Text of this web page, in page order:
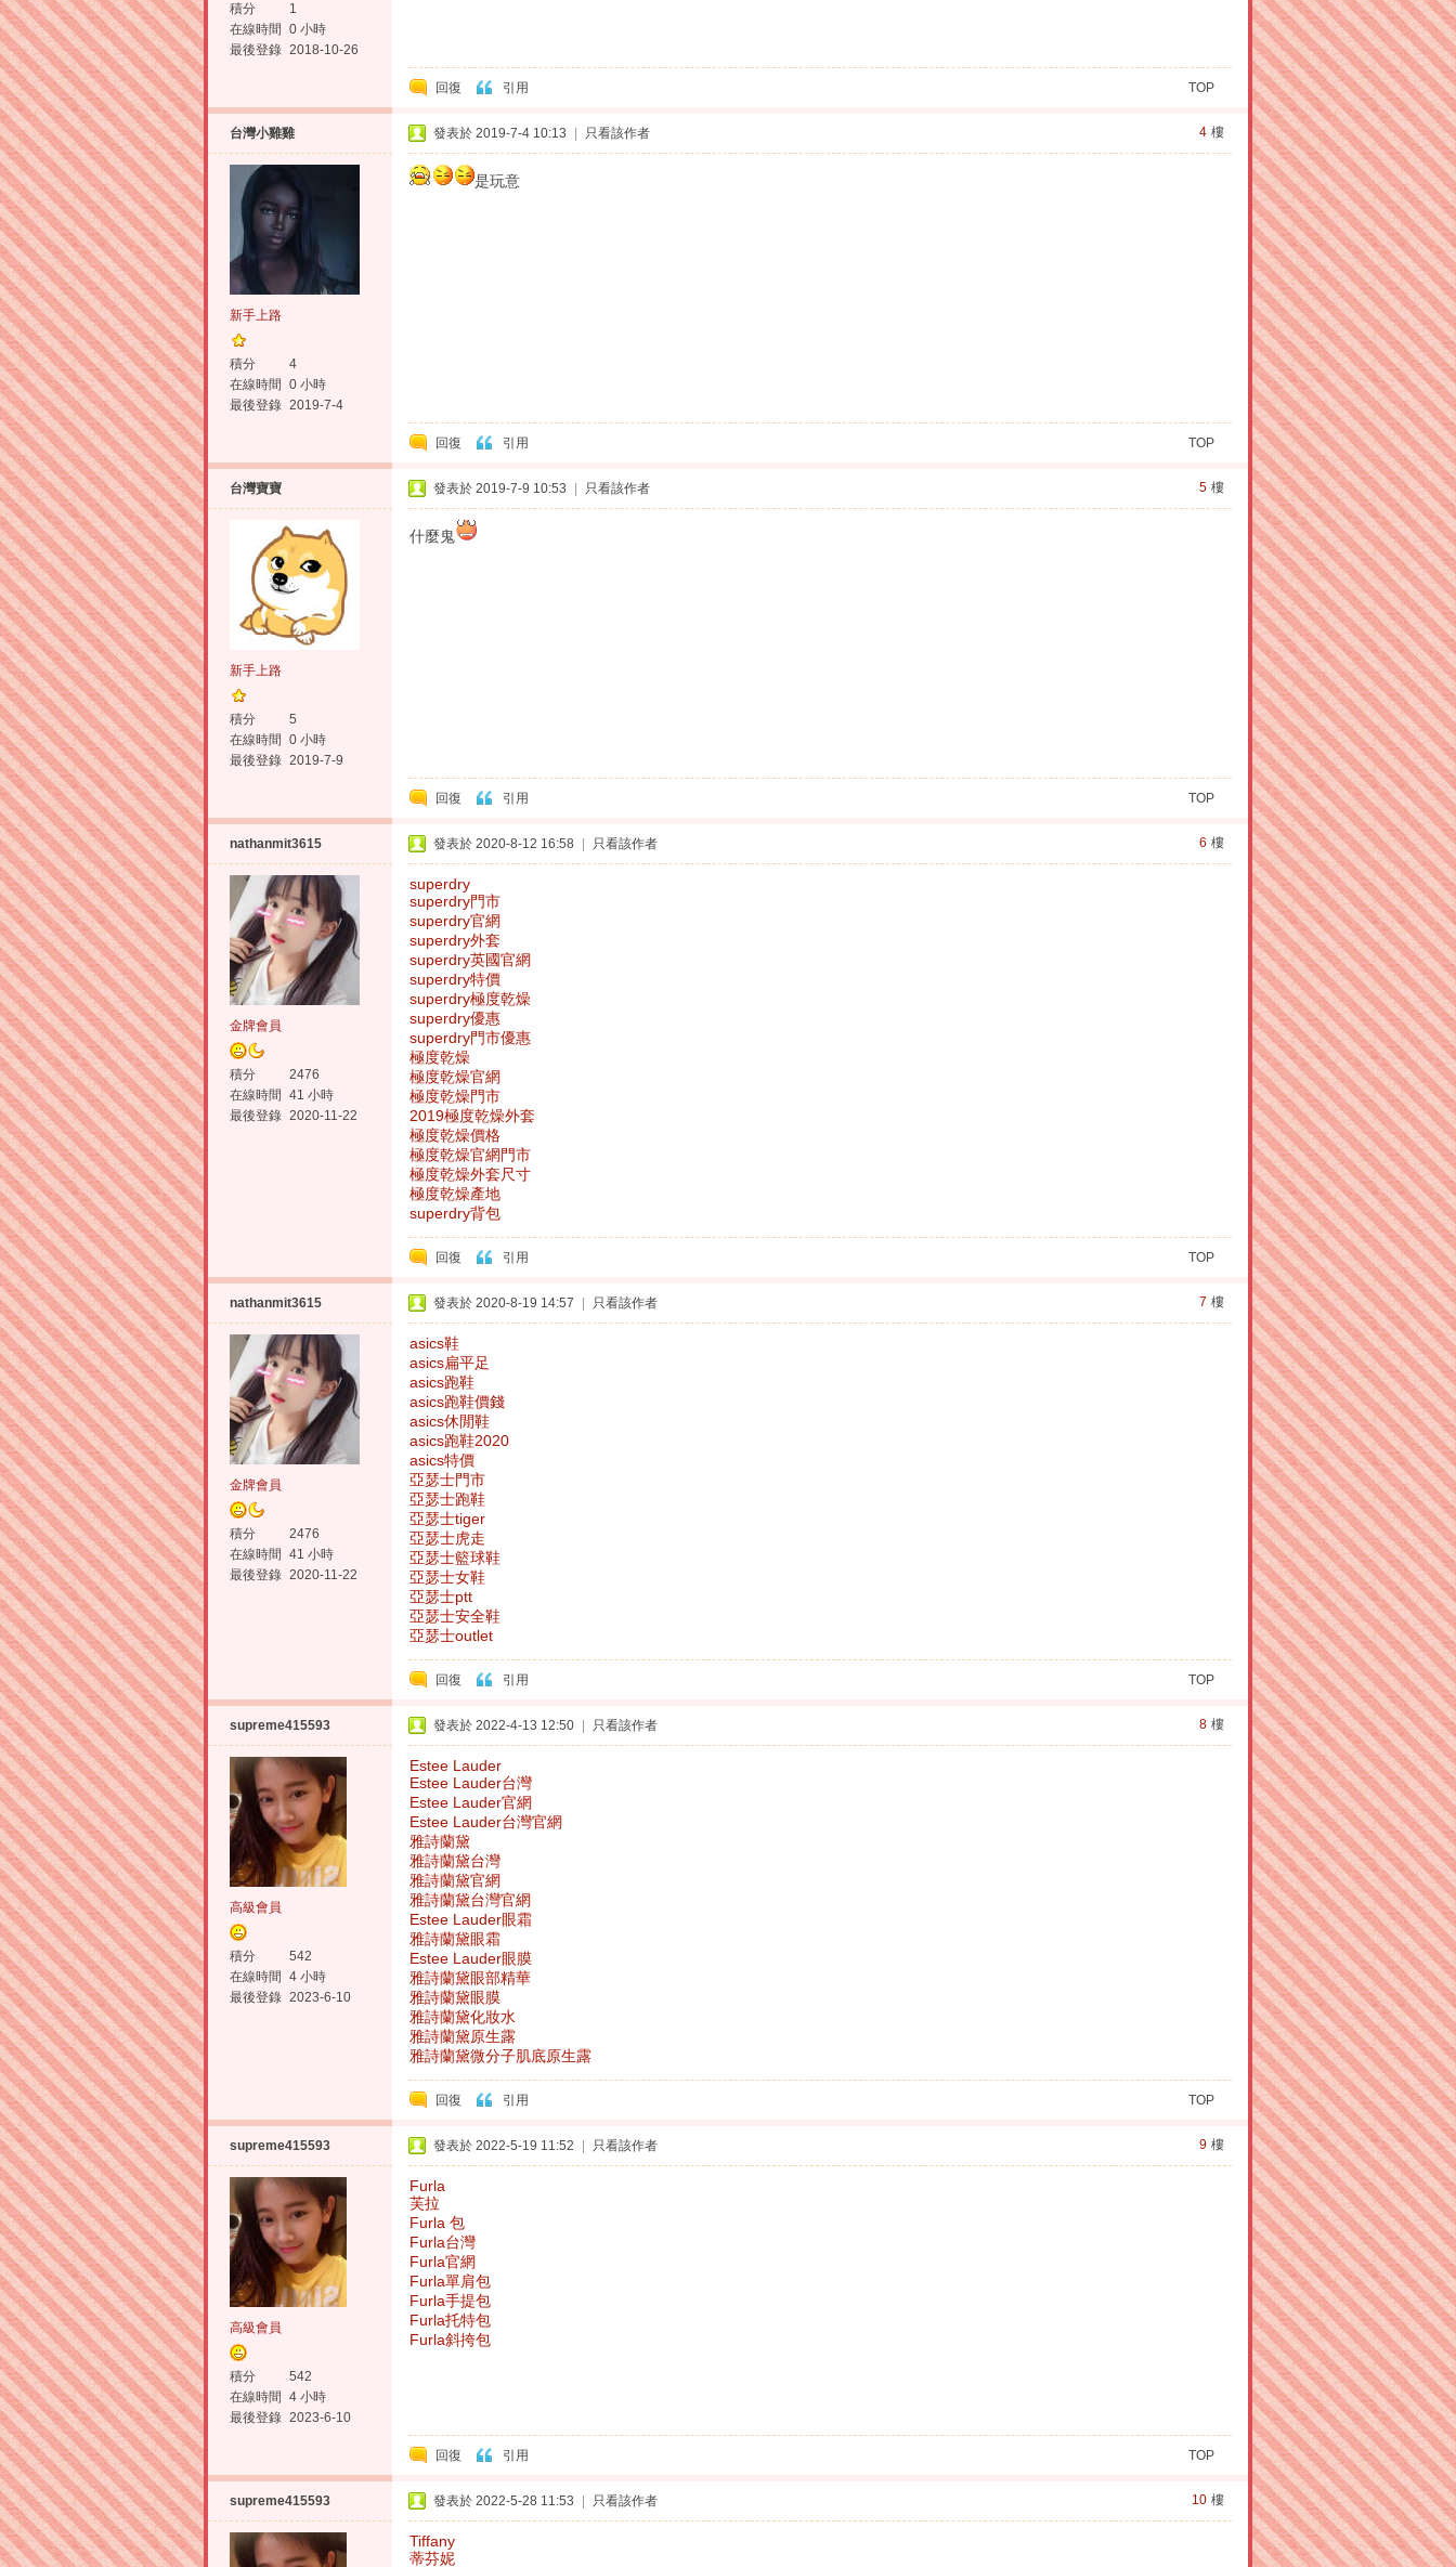
積分
1
在線時間
0 小時
最後登錄 2018-10-26
回復 引用 TOP
台灣小雞雞
新手上路
積分
4
在線時間
0 小時
最後登錄 2019-7-4
4 樓
發表於 2019-7-4 10:13 只看該作者
是玩意
回復 引用 TOP
台灣寶寶
新手上路
積分
5
在線時間
0 小時
最後登錄 2019-7-9
5 樓
發表於 2019-7-9 10:53 只看該作者
什麼鬼
回復 引用 TOP
nathanmit3615
金牌會員
積分
2476
在線時間
41 小時
最後登錄 2020-11-22
6 樓
發表於 2020-8-12 16:58 只看該作者
superdry
superdry門市
superdry官網
superdry外套
superdry英國官網
superdry特價
superdry極度乾燥
superdry優惠
superdry門市優惠
極度乾燥
極度乾燥官網
極度乾燥門市
2019極度乾燥外套
極度乾燥價格
極度乾燥官網門市
極度乾燥外套尺寸
極度乾燥產地
superdry背包
回復 引用 TOP
nathanmit3615
金牌會員
積分
2476
在線時間
41 小時
最後登錄 2020-11-22
7 樓
發表於 2020-8-19 14:57 只看該作者
asics鞋
asics扁平足
asics跑鞋
asics跑鞋價錢
asics休閒鞋
asics跑鞋2020
asics特價
亞瑟士門市
亞瑟士跑鞋
亞瑟士tiger
亞瑟士虎走
亞瑟士籃球鞋
亞瑟士女鞋
亞瑟士ptt
亞瑟士安全鞋
亞瑟士outlet
回復 引用 TOP
supreme415593
高級會員
積分
542
在線時間
4 小時
最後登錄 2023-6-10
8 樓
發表於 2022-4-13 12:50 只看該作者
Estee Lauder
Estee Lauder台灣
Estee Lauder官網
Estee Lauder台灣官網
雅詩蘭黛
雅詩蘭黛台灣
雅詩蘭黛官網
雅詩蘭黛台灣官網
Estee Lauder眼霜
雅詩蘭黛眼霜
Estee Lauder眼膜
雅詩蘭黛眼部精華
雅詩蘭黛眼膜
雅詩蘭黛化妝水
雅詩蘭黛原生露
雅詩蘭黛微分子肌底原生露
回復 引用 TOP
supreme415593
高級會員
積分
542
在線時間
4 小時
最後登錄 2023-6-10
9 樓
發表於 2022-5-19 11:52 只看該作者
Furla
芙拉
Furla 包
Furla台灣
Furla官網
Furla單肩包
Furla手提包
Furla托特包
Furla斜挎包
回復 引用 TOP
supreme415593 10 樓
發表於 2022-5-28 11:53 只看該作者
Tiffany
蒂芬妮